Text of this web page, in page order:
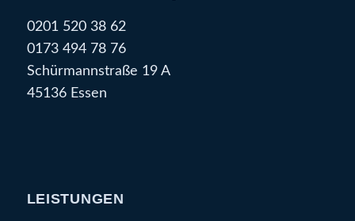
0201 520 38 62
0173 494 78 76
Schürmannstraße 19 A
45136 Essen
LEISTUNGEN